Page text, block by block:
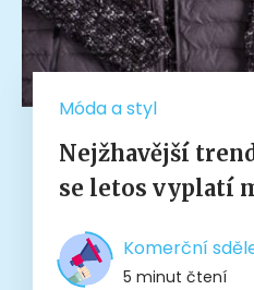
Móda a styl
Nejžhavější
se letos vyplatí
Komerční
5 minut čtení